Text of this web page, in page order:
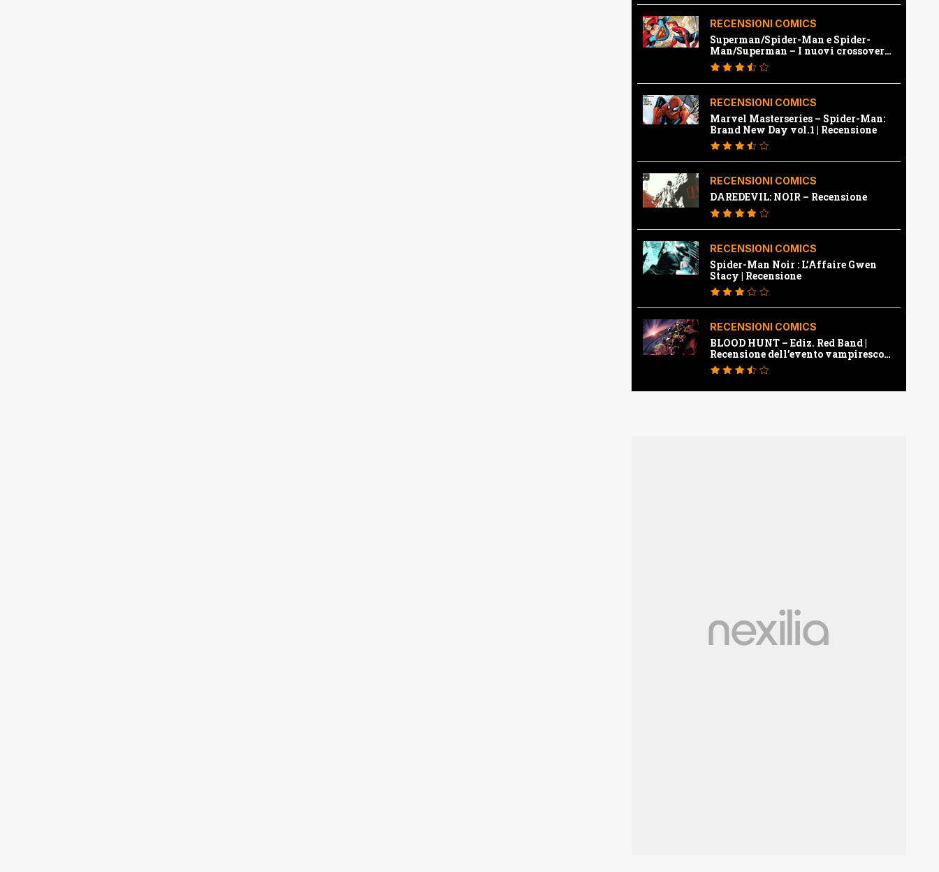
RECENSIONI COMICS
Superman/Spider-Man e Spider-
Man/Superman – I nuovi crossover
Marvel e Dc | Recensione
RECENSIONI COMICS
Marvel Masterseries – Spider-Man:
Brand New Day vol.1 | Recensione
RECENSIONI COMICS
DAREDEVIL: NOIR – Recensione
RECENSIONI COMICS
Spider-Man Noir : L’Affaire Gwen
Stacy | Recensione
RECENSIONI COMICS
BLOOD HUNT – Ediz. Red Band |
Recensione dell’evento vampiresco
della Marvel